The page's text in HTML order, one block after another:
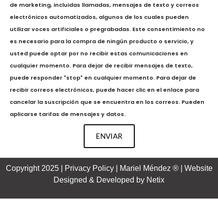
de marketing, incluidas llamadas, mensajes de texto y correos
electrónicos automatizados, algunos de los cuales pueden
utilizar voces artificiales o pregrabadas. Este consentimiento no
es necesario para la compra de ningún producto o servicio, y
usted puede optar por no recibir estas comunicaciones en
cualquier momento. Para dejar de recibir mensajes de texto,
puede responder "stop" en cualquier momento. Para dejar de
recibir correos electrónicos, puede hacer clic en el enlace para
cancelar la suscripción que se encuentra en los correos. Pueden
aplicarse tarifas de mensajes y datos.
ENVIAR
Copyright 2025 | Privacy Policy | Mariel Méndez ® | Website
Designed & Developed by Netix